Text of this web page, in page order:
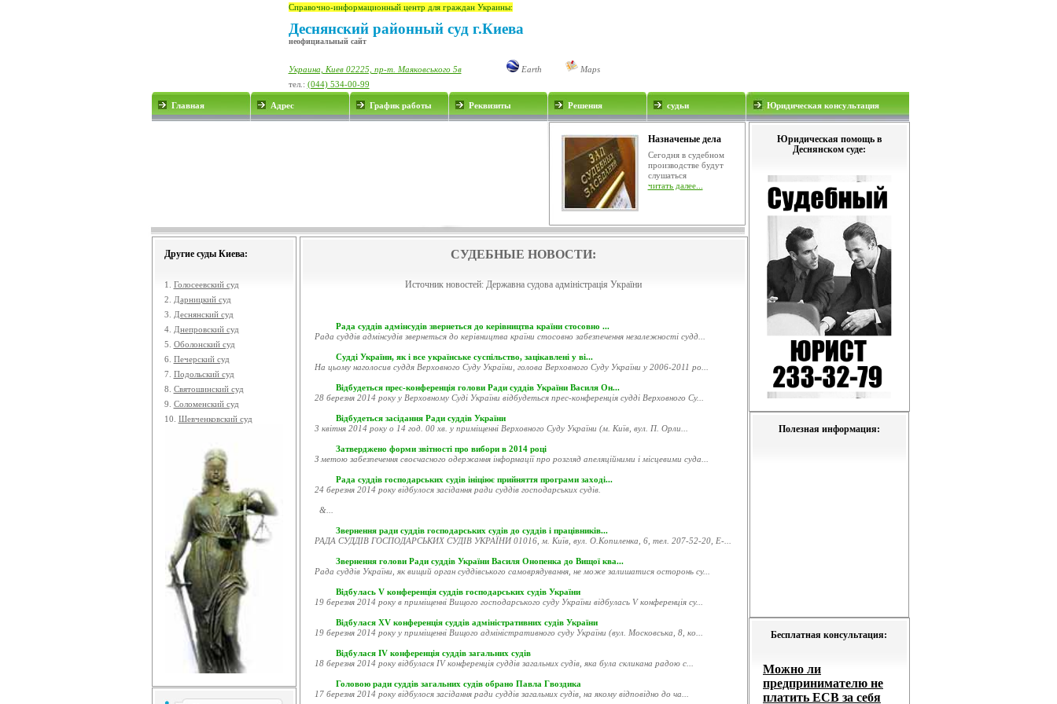
Справочно-информационный центр для граждан Украины:
Деснянский районный суд г.Киева
неофициальный сайт
Украина, Киев 02225, пр-т. Маяковського 5в Earth
Maps
тел.: (044) 534-00-99
Главная Адрес График работы Реквизиты Решения судьи Юридическая консультация
Назначеные дела
Сегодня в судебном
производстве будут
слушаться
читать далее...
Юридическая помощь в
Деснянском суде:
Полезная информация:
Бесплатная консультация:
Другие суды Киева:
1. Голосеевский суд
2.
Дарницкий суд
3.
Деснянский суд
4. Днепровский суд
5. Оболонский суд
6. Печерский суд
7. Подольский суд
8. Святошинский суд
9. Соломенский суд
10. Шевченковский суд
СУДЕБНЫЕ НОВОСТИ:
Источник новостей: Державна судова адміністрація України
Рада суддів адмінсудів звернеться до керівництва країни стосовно ...
Рада суддів адмінсудів звернеться до керівництва країни стосовно забезпечення незалежності судд...
Судді України, як і все українське суспільство, зацікавлені у ві...
На цьому наголосив суддя Верховного Суду України, голова Верховного Суду України у 2006-2011 ро...
Відбудеться прес-конференція голови Ради суддів України Василя Он...
28 березня 2014 року у Верховному Суді України відбудеться прес-конференція судді Верховного Су...
Відбудеться засідання Ради суддів України
3 квітня 2014 року о 14 год. 00 хв. у приміщенні Верховного Суду України (м. Київ, вул. П. Орли...
Затверджено форми звітності про вибори в 2014 році
З метою забезпечення своєчасного одержання інформації про розгляд апеляційними і місцевими суда...
Рада суддів господарських судів ініціює прийняття програми заході...
24 березня 2014 року відбулося засідання ради суддів господарських судів.
&...
Звернення ради суддів господарських судів до суддів і працівників...
РАДА СУДДІВ ГОСПОДАРСЬКИХ СУДІВ УКРАЇНИ 01016, м. Київ, вул. О.Копиленка, 6, тел. 207-52-20, E-...
Звернення голови Ради суддів України Василя Онопенка до Вищої ква...
Рада суддів України, як вищий орган суддівського самоврядування, не може залишатися осторонь су...
Відбулась V конференція суддів господарських судів України
19 березня 2014 року в приміщенні Вищого господарського суду України відбулась V конференція су...
Відбулася XV конференція суддів адміністративних судів України
19 березня 2014 року у приміщенні Вищого адміністративного суду України (вул. Московська, 8, ко...
Відбулася ІV конференція суддів загальних судів
18 березня 2014 року відбулася ІV конференція суддів загальних судів, яка була скликана радою с...
Головою ради суддів загальних судів обрано Павла Гвоздика
17 березня 2014 року відбулося засідання ради суддів загальних судів, на якому відповідно до ча...